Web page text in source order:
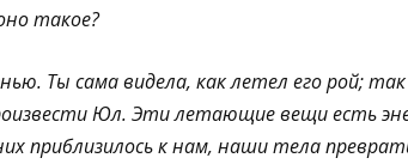
такое?
Ты сама видела, как летел его рой;
Юл. Эти летающие вещи есть
приблизилось к нам, наши тела